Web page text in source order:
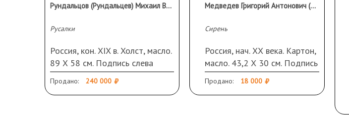
Рундальцов (Рундальцев) Михаил Викторович (1871-1935)
Русалки
Россия, кон. XIX в. Холст, масло.
89 Х 58 см. Подпись слева
внизу. Загрязнения. Оформлена
в старинную раму (сколы)
Продано: 240 000
Медведев Григорий Антонович (1868–1944)
Сирень
Россия, нач. ХХ века. Картон,
масло. 43,2 Х 30 см. Подпись
справа внизу
Продано: 18 000